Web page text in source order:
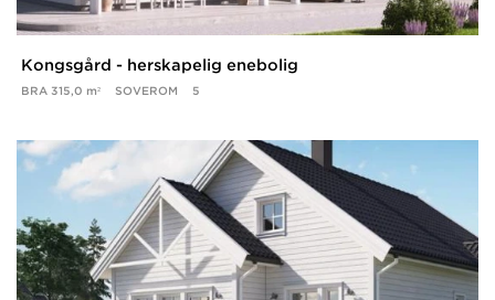
Kongsgård - herskapelig enebolig
BRA 315,0 m² SOVEROM 5